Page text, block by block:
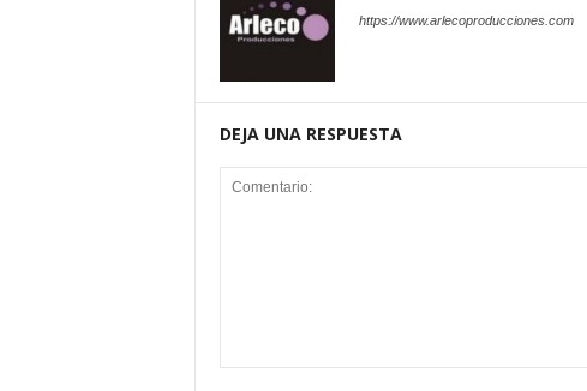
https://www.arlecoproducciones.com
DEJA UNA RESPUESTA